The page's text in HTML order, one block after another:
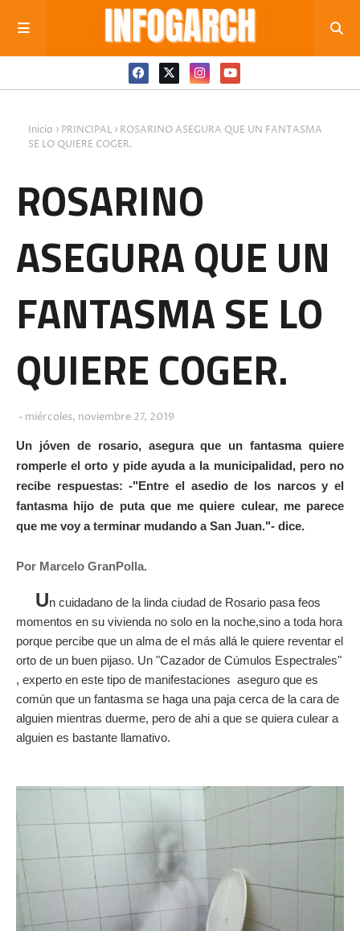
Inicio PRINCIPAL
ROSARINO ASEGURA QUE UN FANTASMA
SE LO QUIERE COGER.
ROSARINO
ASEGURA QUE UN
FANTASMA SE LO
QUIERE COGER.
miércoles, noviembre 27, 2019
Un jóven de rosario, asegura que un fantasma quiere
romperle el orto y pide ayuda a la municipalidad, pero no
recibe respuestas: -"Entre el asedio de los narcos y el
fantasma hijo de puta que me quiere culear, me parece
que me voy a terminar mudando a San Juan."- dice.
Por Marcelo GranPolla.
Un cuidadano de la linda ciudad de Rosario pasa feos
momentos en su vivienda no solo en la noche,sino a toda hora
porque percibe que un alma de el más allá le quiere reventar el
orto de un buen pijaso. Un "Cazador de Cúmulos Espectrales"
, experto en este tipo de manifestaciones aseguro que es
común que un fantasma se haga una paja cerca de la cara de
alguien mientras duerme, pero de ahi a que se quiera culear a
alguien es bastante llamativo.